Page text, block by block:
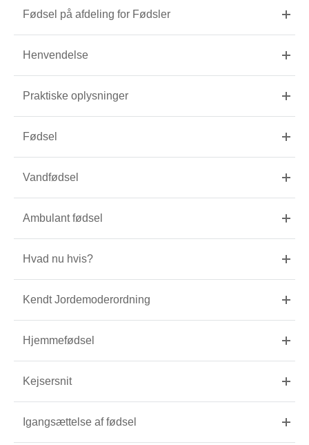
Fødsel på afdeling for Fødsler
Henvendelse
Praktiske oplysninger
Fødsel
Vandfødsel
Ambulant fødsel
Hvad nu hvis?
Kendt Jordemoderordning
Hjemmefødsel
Kejsersnit
Igangsættelse af fødsel